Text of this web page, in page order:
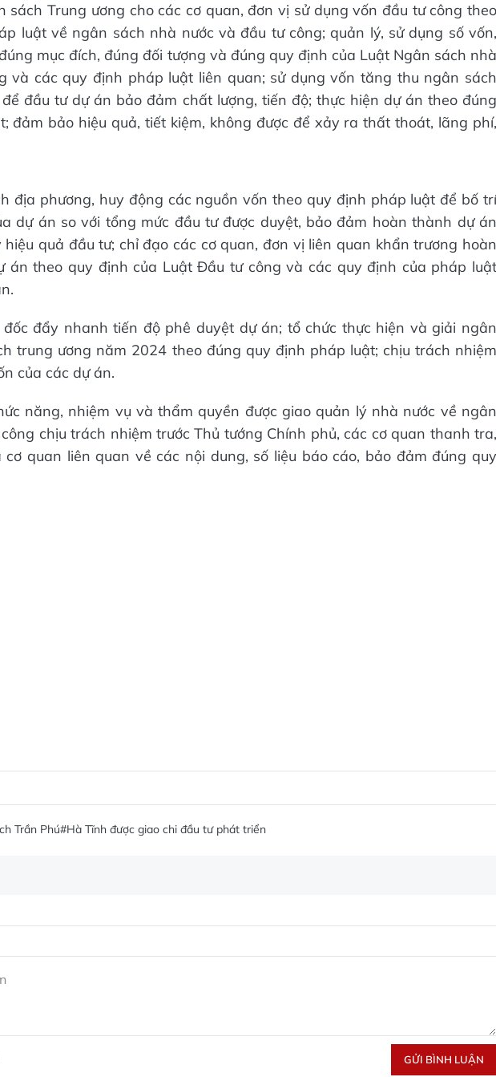
sách Trung ương cho các cơ quan, đơn vị sử dụng vốn đầu tư công theo
luật về ngân sách nhà nước và đầu tư công; quản lý, sử dụng số vốn,
mục đích, đúng đối tượng và đúng quy định của Luật Ngân sách nhà
và các quy định pháp luật liên quan; sử dụng vốn tăng thu ngân sách
đầu tư dự án bảo đảm chất lượng, tiến độ; thực hiện dự án theo đúng
đảm bảo hiệu quả, tiết kiệm, không được để xảy ra thất thoát, lãng phí,
địa phương, huy động các nguồn vốn theo quy định pháp luật để bố trí
dự án so với tổng mức đầu tư được duyệt, bảo đảm hoàn thành dự án
quả đầu tư; chỉ đạo các cơ quan, đơn vị liên quan khẩn trương hoàn
án theo quy định của Luật Đầu tư công và các quy định của pháp luật
đốc đẩy nhanh tiến độ phê duyệt dự án; tổ chức thực hiện và giải ngân
trung ương năm 2024 theo đúng quy định pháp luật; chịu trách nhiệm
của các dự án.
năng, nhiệm vụ và thẩm quyền được giao quản lý nhà nước về ngân
chịu trách nhiệm trước Thủ tướng Chính phủ, các cơ quan thanh tra,
quan liên quan về các nội dung, số liệu báo cáo, bảo đảm đúng quy
Trần Phú#Hà Tĩnh được giao chi đầu tư phát triển
GỬI BÌNH LUẬN